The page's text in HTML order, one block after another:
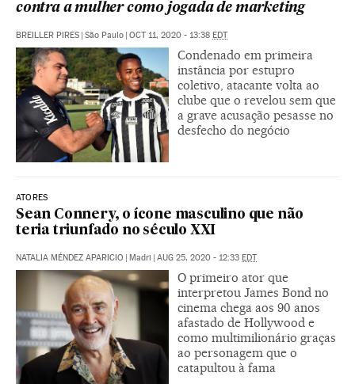
contra a mulher como jogada de marketing
BREILLER PIRES | São Paulo | OCT 11, 2020 - 13:38 EDT
Condenado em primeira
instância por estupro
coletivo, atacante volta ao
clube que o revelou sem que
a grave acusação pesasse no
desfecho do negócio
ATORES
Sean Connery, o ícone masculino que não
teria triunfado no século XXI
NATALIA MÉNDEZ APARICIO | Madri | AUG 25, 2020 - 12:33 EDT
O primeiro ator que
interpretou James Bond no
cinema chega aos 90 anos
afastado de Hollywood e
como multimilionário graças
ao personagem que o
catapultou à fama